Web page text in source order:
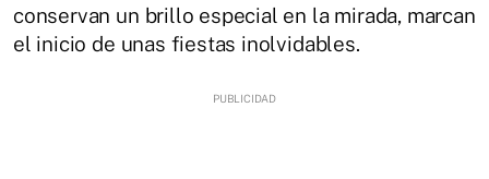
conservan un brillo especial en la mirada, marcan
el inicio de unas fiestas inolvidables.